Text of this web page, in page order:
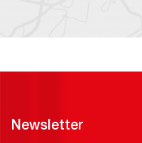
Newsletter